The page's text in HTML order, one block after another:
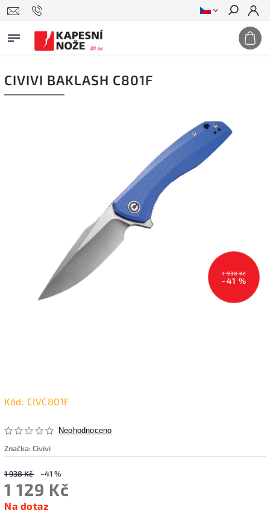
Hledat
CIVIVI BAKLASH C801F
1 938 Kč
–41 %
Kód: CIVC801F
Neohodnoceno
Značka:Civivi
1 938 Kč –41 %
1 129 Kč
Na dotaz